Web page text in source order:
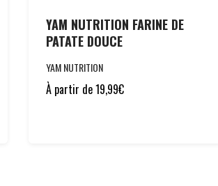
YAM NUTRITION FARINE DE
PATATE DOUCE
YAM NUTRITION
À partir de19,99€